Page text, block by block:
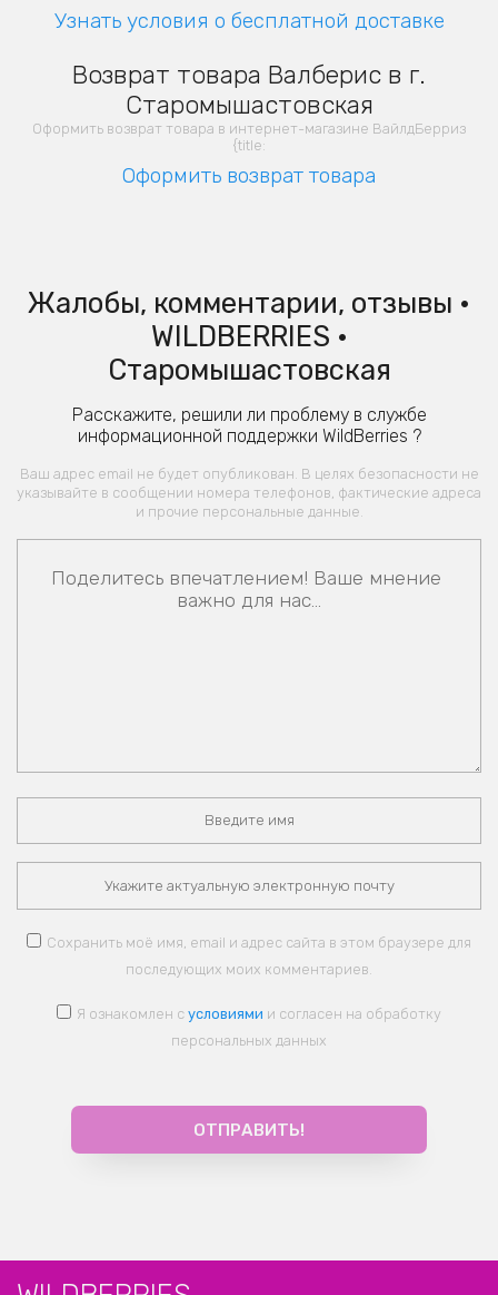
Узнать условия о бесплатной доставке
Возврат товара Валберис в г.
Старомышастовская
Оформить возврат товара в интернет-магазине ВайлдБерриз
{title:
Оформить возврат товара
Жалобы, комментарии, отзывы •
WILDBERRIES •
Старомышастовская
Расскажите, решили ли проблему в службе
информационной поддержки WildBerries ?
Ваш адрес email не будет опубликован. В целях безопасности не
указывайте в сообщении номера телефонов, фактические адреса
и прочие персональные данные.
Сохранить моё имя, email и адрес сайта в этом браузере для
последующих моих комментариев.
Я ознакомлен с условиями и согласен на обработку
персональных данных